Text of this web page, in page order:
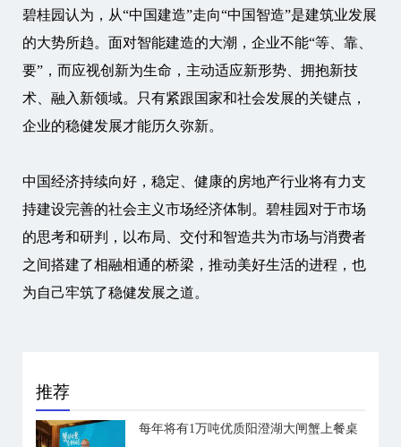
碧桂园认为，从“中国建造”走向“中国智造”是建筑业发展
的大势所趋。面对智能建造的大潮，企业不能“等、靠、
要”，而应视创新为生命，主动适应新形势、拥抱新技
术、融入新领域。只有紧跟国家和社会发展的关键点，
企业的稳健发展才能历久弥新。
中国经济持续向好，稳定、健康的房地产行业将有力支
持建设完善的社会主义市场经济体制。碧桂园对于市场
的思考和研判，以布局、交付和智造共为市场与消费者
之间搭建了相融相通的桥梁，推动美好生活的进程，也
为自己牢筑了稳健发展之道。
推荐
每年将有1万吨优质阳澄湖大闸蟹上餐桌